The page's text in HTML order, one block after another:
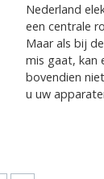
Nederland
een centrale
Maar als bij
mis gaat, kan
bovendien
u uw